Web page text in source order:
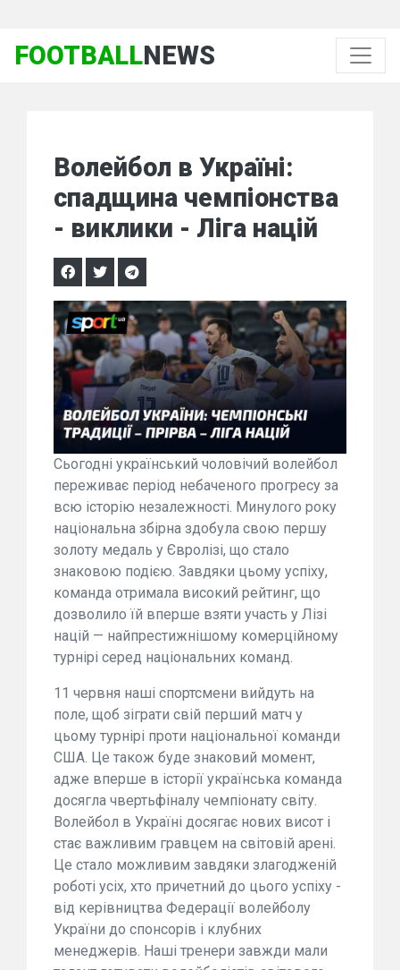
FOOTBALLNEWS
Волейбол в Україні:
спадщина чемпіонства
- виклики - Ліга націй
Сьогодні український чоловічий волейбол
переживає період небаченого прогресу за
всю історію незалежності. Минулого року
національна збірна здобула свою першу
золоту медаль у Євролізі, що стало
знаковою подією. Завдяки цьому успіху,
команда отримала високий рейтинг, що
дозволило їй вперше взяти участь у Лізі
націй — найпрестижнішому комерційному
турнірі серед національних команд.
11 червня наші спортсмени вийдуть на
поле, щоб зіграти свій перший матч у
цьому турнірі проти національної команди
США. Це також буде знаковий момент,
адже вперше в історії українська команда
досягла чвертьфіналу чемпіонату світу.
Волейбол в Україні досягає нових висот і
стає важливим гравцем на світовій арені.
Це стало можливим завдяки злагодженій
роботі усіх, хто причетний до цього успіху -
від керівництва Федерації волейболу
України до спонсорів і клубних
менеджерів. Наші тренери завжди мали